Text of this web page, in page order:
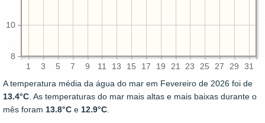
1 3 5 7 9 11 13 15 17 19 21 23 25 27 29 31
8
10
A temperatura média da água do mar em Fevereiro de 2026 foi de
13.4°C. As temperaturas do mar mais altas e mais baixas durante o
mês foram 13.8°C e 12.9°C.